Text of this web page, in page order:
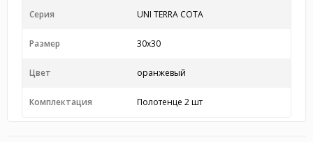
Серия UNI TERRA COTA
Размер 30x30
Цвет оранжевый
Комплектация Полотенце 2 шт